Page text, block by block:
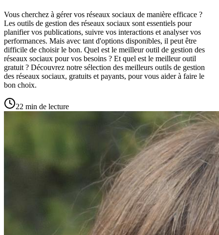
Vous cherchez à gérer vos réseaux sociaux de manière efficace ?
Les outils de gestion des réseaux sociaux sont essentiels pour
planifier vos publications, suivre vos interactions et analyser vos
performances. Mais avec tant d'options disponibles, il peut être
difficile de choisir le bon. Quel est le meilleur outil de gestion des
réseaux sociaux pour vos besoins ? Et quel est le meilleur outil
gratuit ? Découvrez notre sélection des meilleurs outils de gestion
des réseaux sociaux, gratuits et payants, pour vous aider à faire le
bon choix.
22 min de lecture